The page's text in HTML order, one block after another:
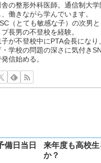
舎の整形外科医師。通信制大
、働きながら学んでいます。
（とても敏感な子）の次男
プ長男の不登校を経験。
子が不登校中にPTA会長になり
・学校の問題の深さに気付き
発信始める。
備日当日
来年度も高校
か？